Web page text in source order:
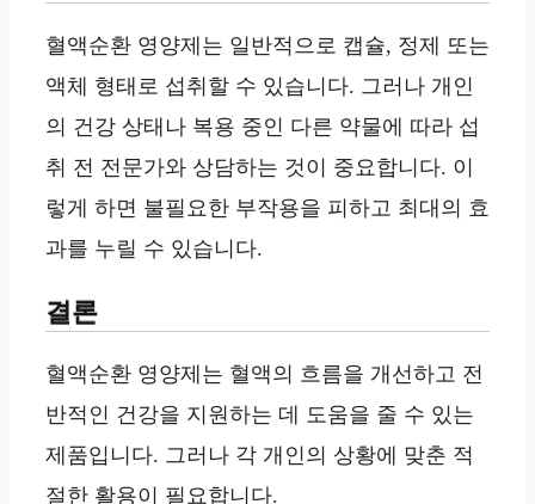
혈액순환 영양제는 일반적으로 캡슐, 정제 또는
액체 형태로 섭취할 수 있습니다. 그러나 개인
의 건강 상태나 복용 중인 다른 약물에 따라 섭
취 전 전문가와 상담하는 것이 중요합니다. 이
렇게 하면 불필요한 부작용을 피하고 최대의 효
과를 누릴 수 있습니다.
결론
혈액순환 영양제는 혈액의 흐름을 개선하고 전
반적인 건강을 지원하는 데 도움을 줄 수 있는
제품입니다. 그러나 각 개인의 상황에 맞춘 적
절한 활용이 필요합니다.